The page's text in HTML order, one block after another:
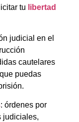
tu libertad
judicial en el
cautelares
puedas
: órdenes por
judiciales,